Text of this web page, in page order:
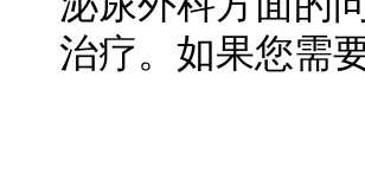
治疗。如果您需